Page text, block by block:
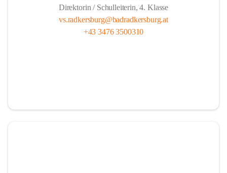
Es besteht für gemeldete Kinder Anwesenheitspflicht bis
16.00. Seit 1. September 2017 gibt es aber die gesetzliche
Klausel, dass auf Verlangen der Eltern die SchülerInnen
Direktorin / Schulleiterin, 4. Klasse
vs.radkersburg@badradkersburg.at
+43 3476 3500310